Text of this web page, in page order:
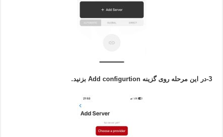
3-در این مرحله روی گزینه Add configurtion بزنید.